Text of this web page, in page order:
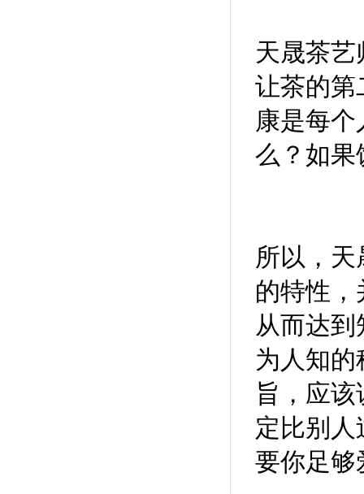
天晟茶
让茶的第
康是每
么？如果
所以， 天
的特性
从而达
为人知
旨，应
定比别人
要你足够